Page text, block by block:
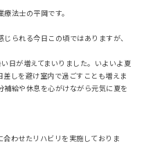
せ
法士の平岡です。
られる今日この頃ではありますが、
日が増えてまいりました。いよいよ夏
しを避け室内で過ごすことも増えま
給や休息を心がけながら元気に夏を
わせたリハビリを実施しておりま